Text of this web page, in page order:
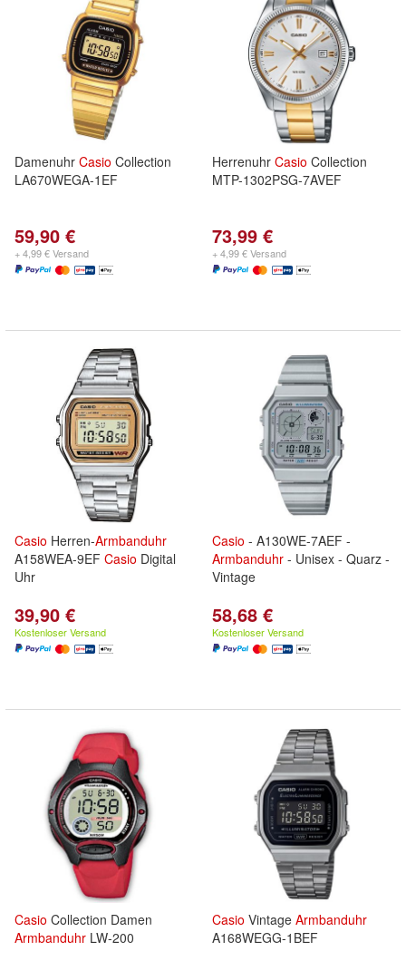
Damenuhr Casio Collection
LA670WEGA-1EF
59,90 €
+ 4,99 € Versand
Herrenuhr Casio Collection
MTP-1302PSG-7AVEF
73,99 €
+ 4,99 € Versand
Casio Herren-Armbanduhr
A158WEA-9EF Casio Digital
Uhr
39,90 €
Kostenloser Versand
Casio - A130WE-7AEF -
Armbanduhr - Unisex - Quarz -
Vintage
58,68 €
Kostenloser Versand
Casio Collection Damen
Armbanduhr LW-200
Casio Vintage Armbanduhr
A168WEGG-1BEF